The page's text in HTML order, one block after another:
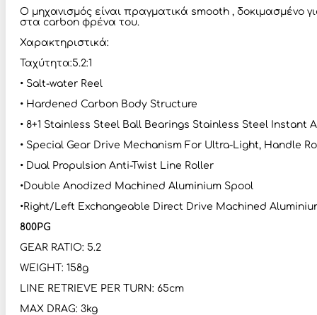
Ο μηχανισμός είναι πραγματικά smooth , δοκιμασμένο
στα carbon φρένα του.
Χαρακτηριστικά:
Ταχύτητα:5.2:1
• Salt-water Reel
• Hardened Carbon Body Structure
• 8+1 Stainless Steel Ball Bearings Stainless Steel Instant
• Special Gear Drive Mechanism For Ultra-Light, Handle
• Dual Propulsion Anti-Twist Line Roller
•Double Anodized Machined Aluminium Spool
•Right/Left Exchangeable Direct Drive Machined
800PG
GEAR RATIO: 5.2
WEIGHT: 158g
LINE RETRIEVE PER TURN: 65cm
MAX DRAG: 3kg